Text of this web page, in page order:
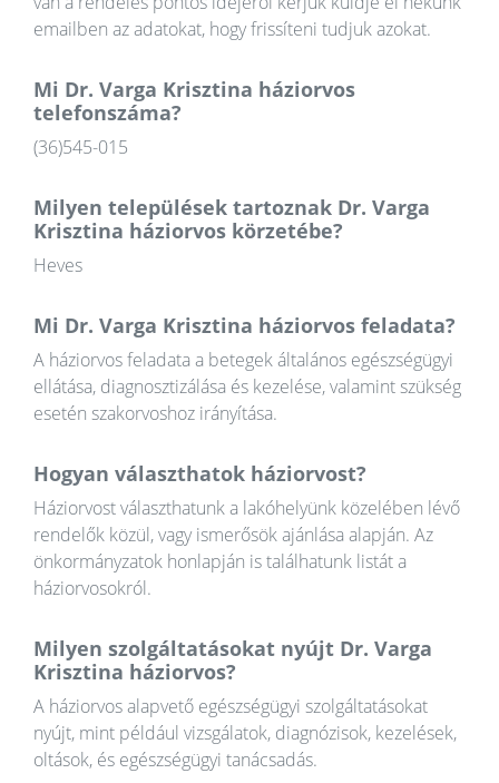
emailben az adatokat, hogy frissíteni tudjuk azokat.
Mi Dr. Varga Krisztina háziorvos
telefonszáma?
(36)545-015
Milyen települések tartoznak Dr. Varga
Krisztina háziorvos körzetébe?
Heves
Mi Dr. Varga Krisztina háziorvos feladata?
A háziorvos feladata a betegek általános egészségügyi
ellátása, diagnosztizálása és kezelése, valamint szükség
esetén szakorvoshoz irányítása.
Hogyan választhatok háziorvost?
Háziorvost választhatunk a lakóhelyünk közelében lévő
rendelők közül, vagy ismerősök ajánlása alapján. Az
önkormányzatok honlapján is találhatunk listát a
háziorvosokról.
Milyen szolgáltatásokat nyújt Dr. Varga
Krisztina háziorvos?
A háziorvos alapvető egészségügyi szolgáltatásokat
nyújt, mint például vizsgálatok, diagnózisok, kezelések,
oltások, és egészségügyi tanácsadás.